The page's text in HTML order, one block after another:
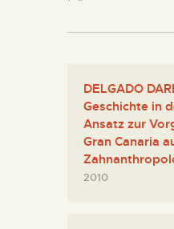
DELGADO
Geschichte in
Ansatz zur
Gran Canaria
2010